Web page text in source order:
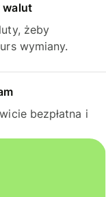
walut
żeby
wymiany.
bezpłatna i